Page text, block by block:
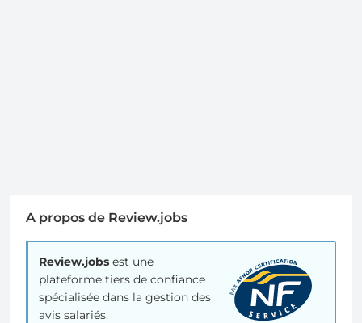
A propos de Review.jobs
Review.jobs est une
plateforme tiers de confiance
spécialisée dans la gestion des
avis salariés.